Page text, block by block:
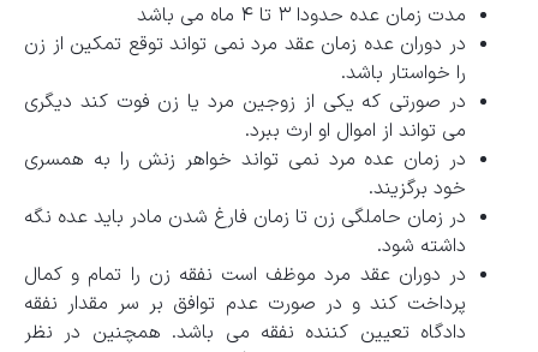
مدت زمان عده حدودا ۳ تا ۴ ماه می باشد
در دوران عده زمان عقد مرد نمی تواند توقع تمکین از زن
را خواستار باشد.
در صورتی که یکی از زوجین مرد یا زن فوت کند دیگری
می تواند از اموال او ارث ببرد.
در زمان عده مرد نمی تواند خواهر زنش را به همسری
خود برگزیند.
در زمان حاملگی زن تا زمان فارغ شدن مادر باید عده نگه
داشته شود.
در دوران عقد مرد موظف است نفقه زن را تمام و کمال
پرداخت کند و در صورت عدم توافق بر سر مقدار نفقه
دادگاه تعیین کننده نفقه می باشد. همچنین در نظر